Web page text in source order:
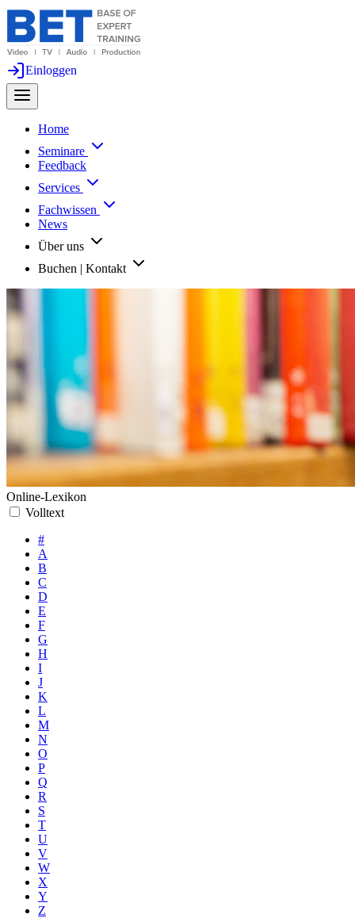
Einloggen
Home
Seminare
Feedback
Services
Fachwissen
News
Über uns
Buchen | Kontakt
Online-Lexikon
Volltext
#
A
B
C
D
E
F
G
H
I
J
K
L
M
N
O
P
Q
R
S
T
U
V
W
X
Y
Z